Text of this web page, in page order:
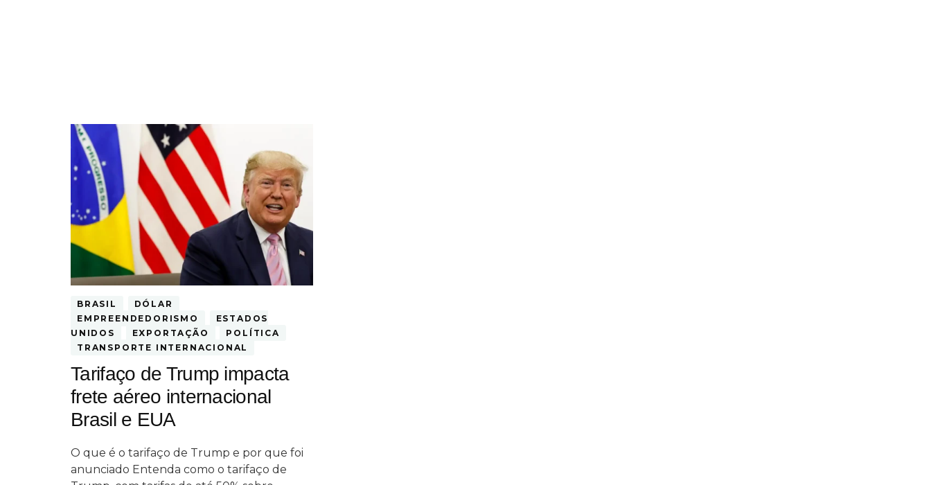
BRASIL
DÓLAR
EMPREENDEDORISMO
ESTADOS
UNIDOS
EXPORTAÇÃO
POLÍTICA
TRANSPORTE INTERNACIONAL
Tarifaço de Trump impacta
frete aéreo internacional
Brasil e EUA
O que é o tarifaço de Trump e por que foi
anunciado Entenda como o tarifaço de